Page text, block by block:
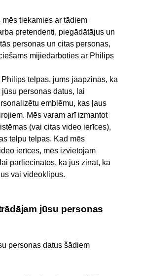
tiekamies ar tādiem
pretendenti, piegādātājus un
personas un citas personas,
mijiedarboties ar Philips
telpas, jums jāapzinās, ka
personas datus, lai
emblēmu, kas ļaus
Mēs varam arī izmantot
(vai citas video ierīces),
telpu telpas. Kad mēs
ierīces, mēs izvietojam
pārliecinātos, ka jūs zināt, ka
vai videoklipus.
jūsu personas
personas datus šādiem